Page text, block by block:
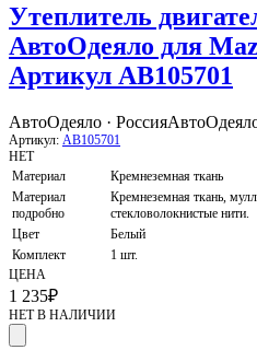
Утеплитель
АвтоОдеяло для
Артикул AB105701
АвтоОдеяло · Россия
Артикул: AB105701
НЕТ
Материал
Кремнеземная ткань
Материал
подробно
Кремнеземная ткань,
стекловолокнистые нити.
Цвет
Белый
Комплект
1 шт.
ЦЕНА
1 235₽
НЕТ В НАЛИЧИИ